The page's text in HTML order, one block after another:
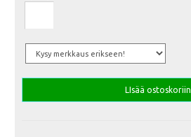
LIsää ostoskoriin